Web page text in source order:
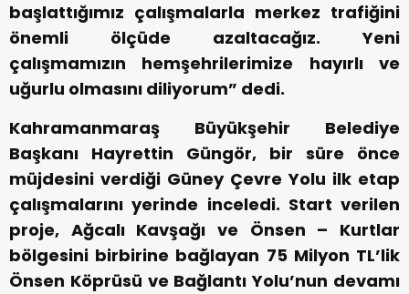
başlattığımız çalışmalarla merkez trafiğini
önemli ölçüde azaltacağız. Yeni
çalışmamızın hemşehrilerimize hayırlı ve
uğurlu olmasını diliyorum” dedi.
Kahramanmaraş Büyükşehir Belediye
Başkanı Hayrettin Güngör, bir süre önce
müjdesini verdiği Güney Çevre Yolu ilk etap
çalışmalarını yerinde inceledi. Start verilen
proje, Ağcalı Kavşağı ve Önsen – Kurtlar
bölgesini birbirine bağlayan 75 Milyon TL’lik
Önsen Köprüsü ve Bağlantı Yolu’nun devamı